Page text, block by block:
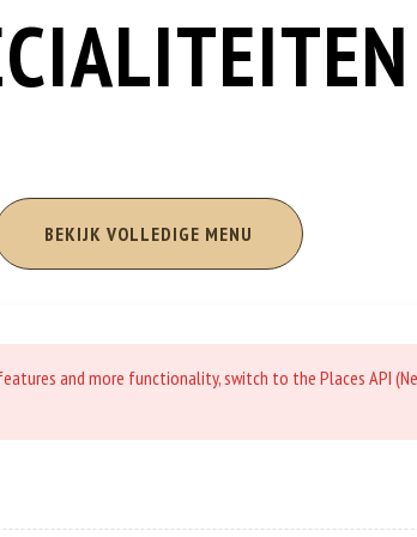
BEKIJK VOLLEDIGE MENU
and more functionality, switch to the Places API